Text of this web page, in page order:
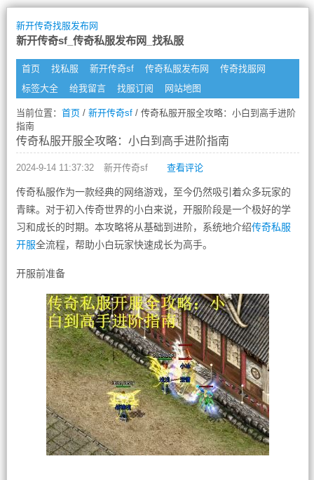
新开传奇找服发布网
新开传奇sf_传奇私服发布网_找私服
首页 找私服 新开传奇sf 传奇私服发布网
传奇找服网
标签大全
给我留言 找服订阅 网站地图
当前位置： 首页/ 新开传奇sf/ 传奇私服开服全攻略：小白到高手进阶
指南
传奇私服开服全攻略：小白到高手进阶指南
2024-9-14 11:37:32 新开传奇sf 查看评论
传奇私服作为一款经典的网络游戏，至今仍然吸引着众多玩家的
青睐。对于初入传奇世界的小白来说，开服阶段是一个极好的学
习和成长的时期。本攻略将从基础到进阶，系统地介绍传奇私服
开服全流程，帮助小白玩家快速成长为高手。
开服前准备